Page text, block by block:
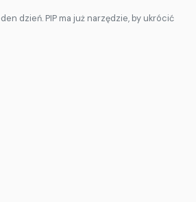
dzień. PIP ma już narzędzie, by ukrócić